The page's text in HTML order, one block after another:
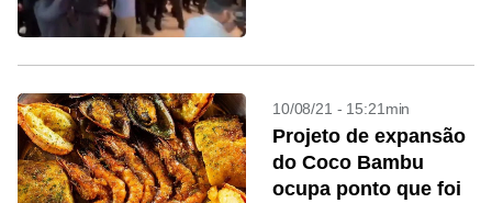
10/08/21 - 15:21min
Projeto de expansão
do Coco Bambu
ocupa ponto que foi